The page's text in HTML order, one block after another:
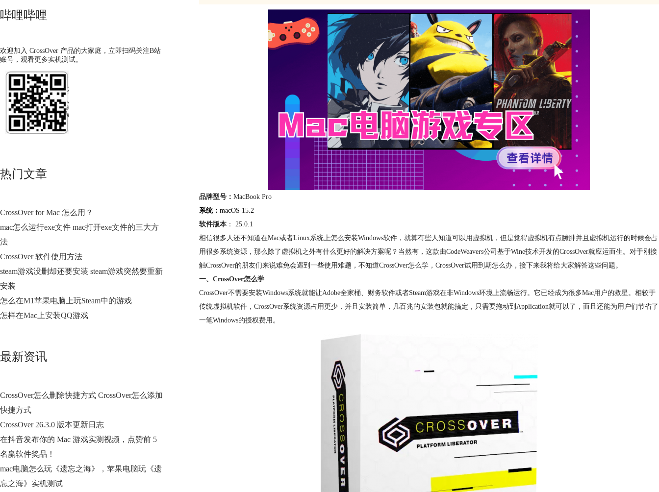
哔哩哔哩
欢迎加入 CrossOver 产品的大家庭，立即扫码关注B站
账号，观看更多实机测试。
热门文章
CrossOver for Mac 怎么用？
mac怎么运行exe文件 mac打开exe文件的三大方
法
CrossOver 软件使用方法
steam游戏没删却还要安装 steam游戏突然要重新
安装
怎么在M1苹果电脑上玩Steam中的游戏
怎样在Mac上安装QQ游戏
最新资讯
CrossOver怎么删除快捷方式 CrossOver怎么添加
快捷方式
CrossOver 26.3.0 版本更新日志
在抖音发布你的 Mac 游戏实测视频，点赞前 5
名赢软件奖品！
mac电脑怎么玩《遗忘之海》，苹果电脑玩《遗
忘之海》实机测试
品牌型号： MacBook Pro
系统： macOS 15.2
软件版本 ： 25.0.1
相信很多人还不知道在Mac或者Linux系统上怎么安装Windows软件，就算有些人知道可以用虚拟机，但是觉得虚拟机有点臃肿并且虚拟机运行的时候会占
用很多系统资源，那么除了虚拟机之外有什么更好的解决方案呢？当然有，这款由CodeWeavers公司基于Wine技术开发的CrossOver就应运而生。对于刚接
触CrossOver的朋友们来说难免会遇到一些使用难题，不知道CrossOver怎么学，CrossOver试用到期怎么办，接下来我将给大家解答这些问题。
一、CrossOver怎么学
CrossOver不需要安装Windows系统就能让Adobe全家桶、财务软件或者Steam游戏在非Windows环境上流畅运行。它已经成为很多Mac用户的救星。相较于
传统虚拟机软件，CrossOver系统资源占用更少，并且安装简单，几百兆的安装包就能搞定，只需要拖动到Application就可以了，而且还能为用户们节省了
一笔Windows的授权费用。